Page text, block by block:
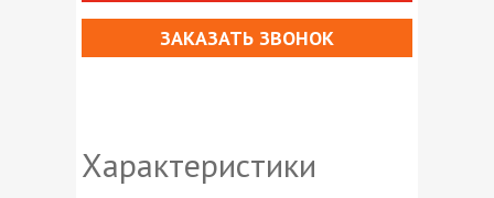
ЗАКАЗАТЬ ЗВОНОК
Характеристики